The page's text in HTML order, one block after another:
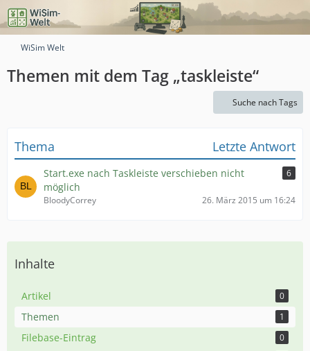
WiSim Welt
Themen mit dem Tag „taskleiste“
Suche nach Tags
Thema Letzte Antwort
Start.exe nach Taskleiste verschieben nicht
möglich
6
BloodyCorrey 26. März 2015 um 16:24
Inhalte
Artikel 0
Themen 1
Filebase-Eintrag 0